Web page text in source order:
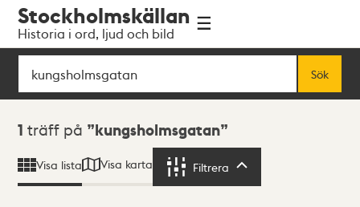
navigationen
huvudinnehållet
Stockholmskällan
Historia i ord, ljud och bild
Sök
Sök
Sökresultat
1 träff på kungsholmsgatan
Visa lista Visa karta Filtrera